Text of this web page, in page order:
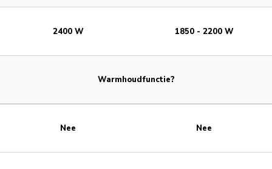
Warmhoudfunctie?
2400 W
Nee
1850 - 2200 W
Nee